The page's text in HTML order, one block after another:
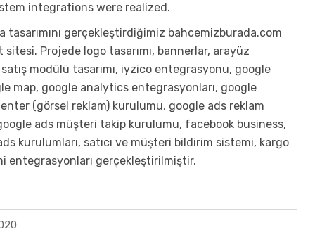
integrations were realized.
tasarımını gerçekleştirdiğimiz bahcemizburada.com
Projede logo tasarımı, bannerlar, arayüz
satış modülü tasarımı, iyzico entegrasyonu, google
map, google analytics entegrasyonları, google
(görsel reklam) kurulumu, google ads reklam
ads müşteri takip kurulumu, facebook business,
kurulumları, satıcı ve müşteri bildirim sistemi, kargo
entegrasyonları gerçekleştirilmiştir.